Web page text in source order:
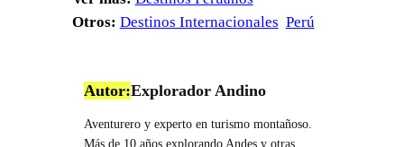
Otros: Destinos Internacionales Perú
Autor:Explorador Andino
Aventurero y experto en turismo montañoso.
Más de 10 años explorando Andes y otras